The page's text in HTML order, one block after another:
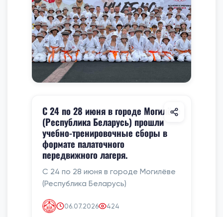
С 24 по 28 июня в городе Могилёве
(Республика Беларусь) прошли
учебно-тренировочные сборы в
формате палаточного
передвижного лагеря.
С 24 по 28 июня в городе Могилёве
(Республика Беларусь)
06.07.2026 424